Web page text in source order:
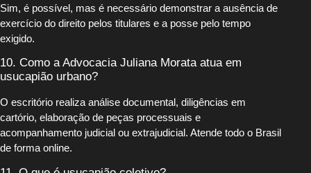
Sim, é possível, mas é necessário demonstrar a ausência de
exercício do direito pelos titulares e a posse pelo tempo
exigido.
10. Como a Advocacia Juliana Morata atua em
usucapião urbano?
O escritório realiza análise documental, diligências em
cartório, elaboração de peças processuais e
acompanhamento judicial ou extrajudicial. Atende todo o Brasil
de forma online.